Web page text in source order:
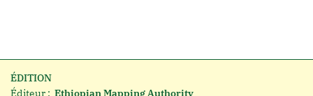
ÉDITION
Éditeur : Ethiopian Mapping Authority